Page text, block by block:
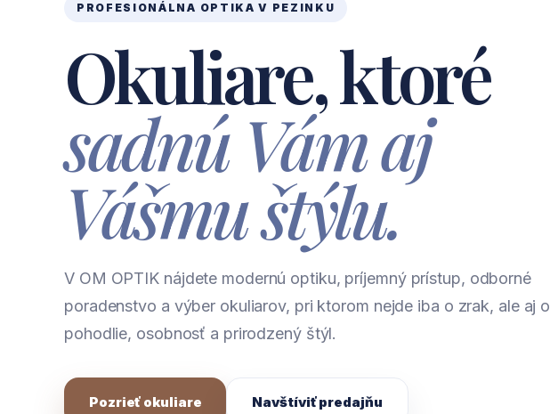
PROFESIONÁLNA OPTIKA V PEZINKU
Okuliare, ktoré
sadnú Vám aj
Vášmu štýlu.
V OM OPTIK nájdete modernú optiku, príjemný prístup, odborné
poradenstvo a výber okuliarov, pri ktorom nejde iba o zrak, ale aj o
pohodlie, osobnosť a prirodzený štýl.
Pozrieť okuliare Navštíviť predajňu